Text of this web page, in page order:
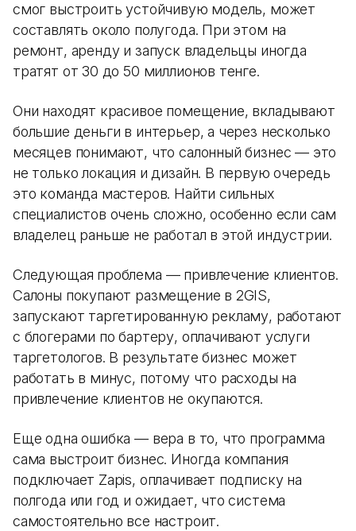
смог выстроить устойчивую модель, может
составлять около полугода. При этом на
ремонт, аренду и запуск владельцы иногда
тратят от 30 до 50 миллионов тенге.
Они находят красивое помещение, вкладывают
большие деньги в интерьер, а через несколько
месяцев понимают, что салонный бизнес — это
не только локация и дизайн. В первую очередь
это команда мастеров. Найти сильных
специалистов очень сложно, особенно если сам
владелец раньше не работал в этой индустрии.
Следующая проблема — привлечение клиентов.
Салоны покупают размещение в 2GIS,
запускают таргетированную рекламу, работают
с блогерами по бартеру, оплачивают услуги
таргетологов. В результате бизнес может
работать в минус, потому что расходы на
привлечение клиентов не окупаются.
Еще одна ошибка — вера в то, что программа
сама выстроит бизнес. Иногда компания
подключает Zapis, оплачивает подписку на
полгода или год и ожидает, что система
самостоятельно все настроит.